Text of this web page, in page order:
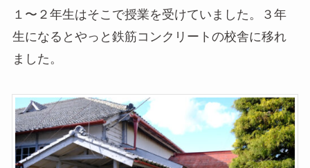
１〜２年生はそこで授業を受けていました。３年
生になるとやっと鉄筋コンクリートの校舎に移れ
ました。